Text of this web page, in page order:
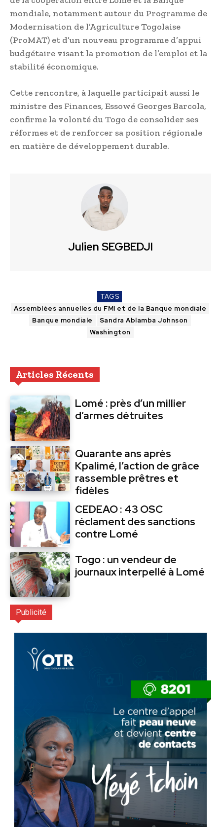
mondiale, notamment autour du Programme de
Modernisation de l’Agriculture Togolaise
(ProMAT) et d’un nouveau programme d’appui
budgétaire visant la promotion de l’emploi et la
stabilité économique.
Cette rencontre, à laquelle participait aussi le
ministre des Finances, Essowé Georges Barcola,
confirme la volonté du Togo de consolider ses
réformes et de renforcer sa position régionale
en matière de développement durable.
Julien SEGBEDJI
TAGS
Assemblées annuelles du FMI et de la Banque mondiale
Banque mondiale
Sandra Ablamba Johnson
Washington
Articles Récents
Lomé : près d’un millier
d’armes détruites
Quarante ans après
Kpalimé, l’action de grâce
rassemble prêtres et
fidèles
CEDEAO : 43 OSC
réclament des sanctions
contre Lomé
Togo : un vendeur de
journaux interpellé à Lomé
Publicité